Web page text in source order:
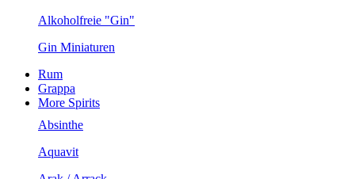
Alkoholfreie "Gin"
Gin Miniaturen
Rum
Grappa
More Spirits
Absinthe
Aquavit